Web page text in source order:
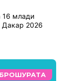
16 млади
Дакар 2026